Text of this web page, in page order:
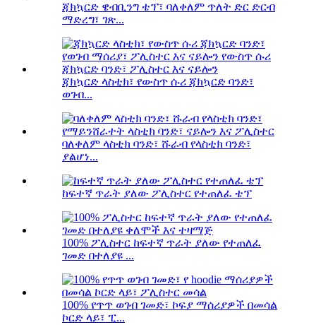
ጃክኳርድ ዌብቢንግ ቴፕ፣ ባለቀለም ጥለት ድር ድርብ
ማድረግ፣ ገጽ...
ጃክኳርድ ላስቲክ፣ የውስጥ ሱሪ ጃክኳርድ ባንድ፣
ወገብ...
ባለቀለም ላስቲክ ባንድ፣ ሹራብ የላስቲክ ባንድ፣
ያልሆነ...
ከፍተኛ ጥራት ያለው ፖሊስተር የተጠለፈ ቴፕ
100% ፖሊስተር ከፍተኛ ጥራት ያለው የተጠለፈ
ገመድ በተለያዩ ...
100% የጥጥ ወገብ ገመድ፣ ኮፍያ ማሰሪያዎች በመሳል
ኮርድ ላይ፣ ፒ...